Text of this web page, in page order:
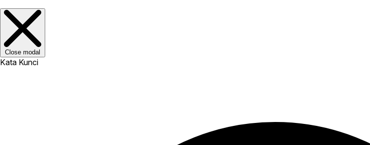
Close modal
Kata Kunci